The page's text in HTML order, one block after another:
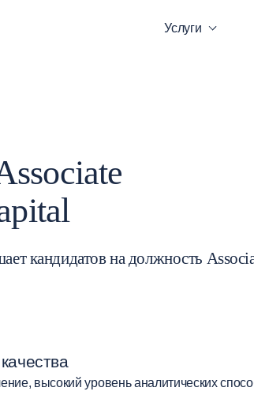
Услуги
кандидатов на должность
высокий уровень аналитических